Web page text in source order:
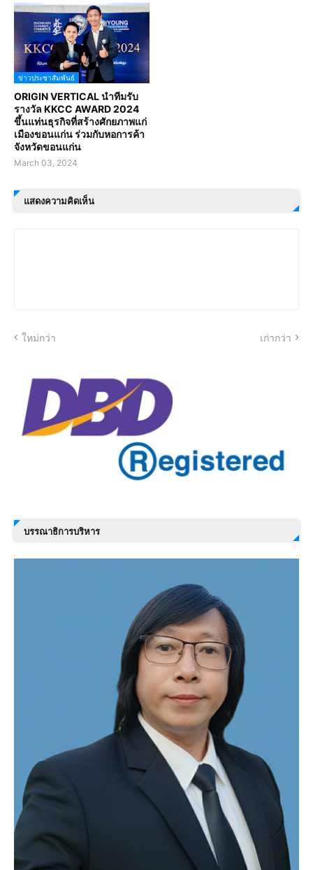
ข่าวประชาสัมพันธ์
ORIGIN VERTICAL นำทีมรับ
รางวัล KKCC AWARD 2024
ขึ้นแท่นธุรกิจที่สร้างศักยภาพแก่
เมืองขอนแก่น ร่วมกับหอการค้า
จังหวัดขอนแก่น
March 03, 2024
แสดงความคิดเห็น
ใหม่กว่า เก่ากว่า
บรรณาธิการบริหาร